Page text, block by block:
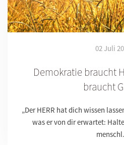
02 Juli
Demokratie braucht
braucht
„Der HERR hat dich wissen
was er von dir erwartet: